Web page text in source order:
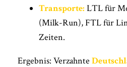
Transporte: LTL für
(Milk-Run), FTL für
Zeiten.
Ergebnis: Verzahnte